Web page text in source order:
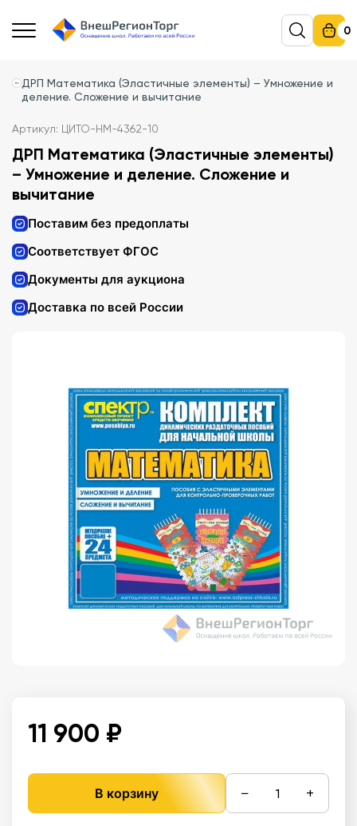
0
ДРП Математика (Эластичные элементы) – Умножение и
деление. Сложение и вычитание
Артикул: ЦИТО-НМ-4362-10
ДРП Математика (Эластичные элементы)
– Умножение и деление. Сложение и
вычитание
Поставим без предоплаты
Соответствует ФГОС
Документы для аукциона
Доставка по всей России
11 900 ₽
В корзину − +